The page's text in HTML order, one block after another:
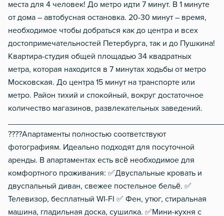
места для 4 человек! До метро идти 7 минут. В 1 минуте
от дома – автобусная остановка. 20-30 минут – время,
необходимое чтобы добраться как до центра и всех
достопримечательностей Петербурга, так и до Пушкина!
Квартира-студия общей площадью 34 квадратных
метра, которая находится в 7 минутах ходьбы от метро
Московская. До центра 15 минут на транспорте или
метро. Район тихий и спокойный, вокруг достаточное
количество магазинов, развлекательных заведений.
????Апартаменты полностью соответствуют
фотографиям. Идеально подходят для посуточной
аренды. В апартаментах есть всё необходимое для
комфортного проживания: ✅Двуспальные кровать и
двуспальный диван, свежее постельное бельё. ✅
Телевизор, бесплатный WI-FI ✅ Фен, утюг, стиральная
машина, гладильная доска, сушилка. ✅Мини-кухня с